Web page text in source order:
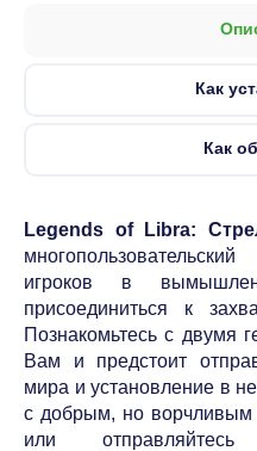
Как
Как
Legends of Libra:
игроков в
присоединиться к
Познакомьтесь с двумя
Вам и предстоит
мира и установление в
с добрым, но ворчливым
или